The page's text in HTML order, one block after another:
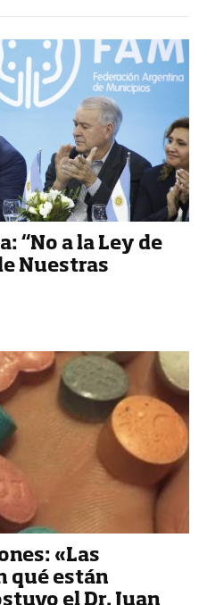
“No a la Ley de
Nuestras
«Las
qué están